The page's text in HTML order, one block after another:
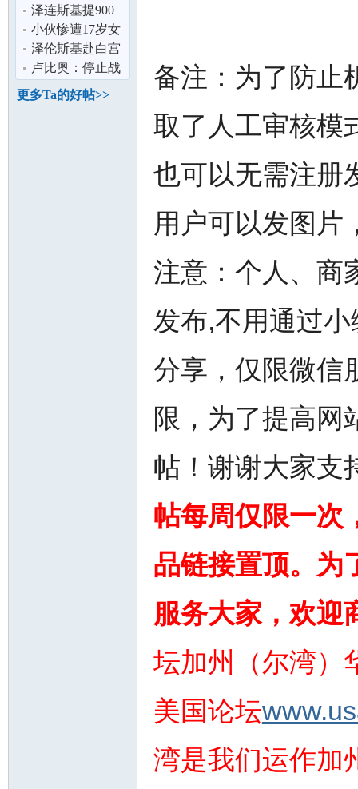
制定疏散计
正安排普泽会面
泽连斯基：
泽连斯基提900
亿美元军购 换美
安全保障
小伙惨遭17岁女
友10万卖到缅甸
家属：典型
泽伦斯基赴白宫
会川普 称寻求以
外交结束俄
卢比奥：停止战
争需俄乌双方都
做出让步
更多Ta的好帖>>
备注：为了防止
取了人工审核模
也可以无需注册
用户可以发图片
注意：个人、商
发布,不用通过
分享，仅限微信
限，为了提高网
帖！谢谢大家支
帖每周仅限一次
品链接置顶。为
服务大家，欢迎
坛加州（尔湾）
美国论坛
湾是我们运作加